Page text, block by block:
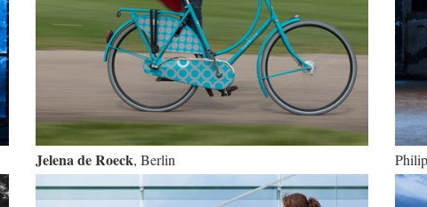
Jelena de Roeck, Berlin